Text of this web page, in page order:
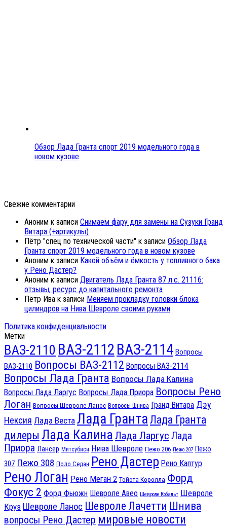
Обзор Лада Гранта спорт 2019 модельного года в
новом кузове
Свежие комментарии
Аноним к записи Снимаем фару для замены на Сузуки Гранд
Витара (+артикулы)
Пётр "спец по технической части" к записи Обзор Лада
Гранта спорт 2019 модельного года в новом кузове
Аноним к записи Какой объём и ёмкость у топливного бака
у Рено Дастер?
Аноним к записи Двигатель Лада Гранта 87 л.с. 21116:
отзывы, ресурс до капитального ремонта
Пётр Ива к записи Меняем прокладку головки блока
цилиндров на Нива Шевроле своими руками
Политика конфиденциальности
Метки
ВАЗ-2110 ВАЗ-2112 ВАЗ-2114 Вопросы
ВАЗ-2110 Вопросы ВАЗ-2112 Вопросы ВАЗ-2114
Вопросы Лада Гранта Вопросы Лада Калина
Вопросы Лада Ларгус Вопросы Лада Приора Вопросы Рено
Логан Вопросы Шевроле Ланос Вопросы Шнива Гранд Витара Дэу
Нексия Лада Веста Лада Гранта Лада Гранта
дилеры Лада Калина Лада Ларгус Лада
Приора Лансер Митсубиси Нива Шевроле Пежо 206 Пежо 207 Пежо
307 Пежо 308 Поло Седан Рено Дастер Рено Каптур
Рено Логан Рено Меган 2 Тойота Королла Форд
Фокус 2 Форд Фьюжн Шевроле Авео Шевроле Кобальт Шевроле
Круз Шевроле Ланос Шевроле Лачетти Шнива
вопросы Рено Дастер мировые новости